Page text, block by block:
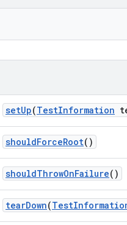
setUp(TestInformation
shouldForceRoot()
shouldThrowOnFailure()
tearDown(Test